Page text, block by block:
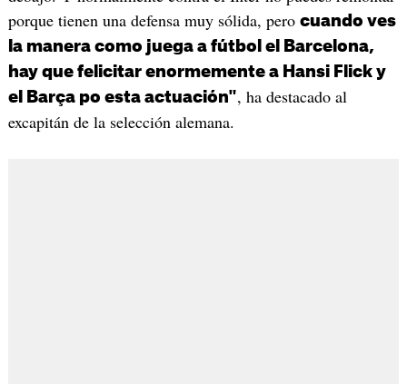
porque tienen una defensa muy sólida, pero cuando ves
la manera como juega a fútbol el Barcelona,
hay que felicitar enormemente a Hansi Flick y
el Barça po esta actuación", ha destacado al
excapitán de la selección alemana.